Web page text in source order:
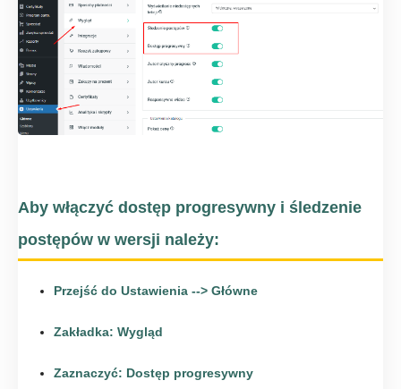
Aby włączyć dostęp progresywny i śledzenie
postępów w wersji należy:
Przejść do Ustawienia --> Główne
Zakładka: Wygląd
Zaznaczyć: Dostęp progresywny